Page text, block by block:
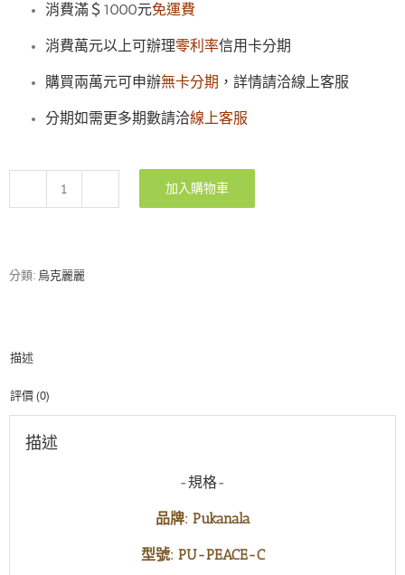
消費滿＄1000元免運費
消費萬元以上可辦理零利率信用卡分期
購買兩萬元可申辦無卡分期 ，詳情請洽線上客服
分期如需更多期數請洽線上客服
Pukanala
和
麗
加入購物車
分類: 烏克麗麗
描述
評價 (0)
描述
-規格-
品牌: Pukanala
型號: PU-PEACE-C